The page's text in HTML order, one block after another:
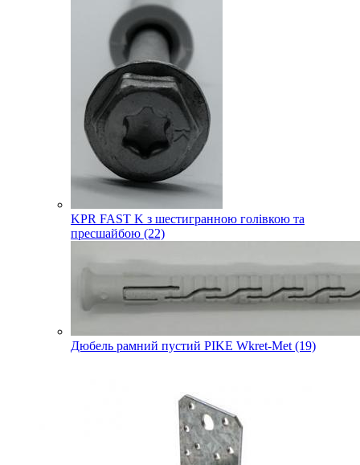
KPR FAST K з шестигранною голівкою та
пресшайбою (22)
Дюбель рамний пустий PIKE Wkret-Met (19)